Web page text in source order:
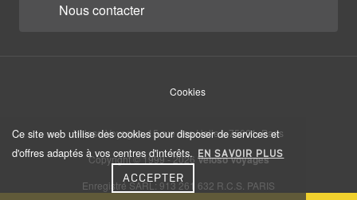
Ce site web utilise des cookies pour disposer de services et
d'offres adaptés à vos centres d'intérêts.
EN SAVOIR PLUS
ACCEPTER
Nous contacter
Enregistré SARL: 913 261 632 R.C.S. PARIS
Copyright © 1999 - 2026 Veloso Voyages
Veloso Voyages, 15 rue des Halles, 75001, Paris
Cookies